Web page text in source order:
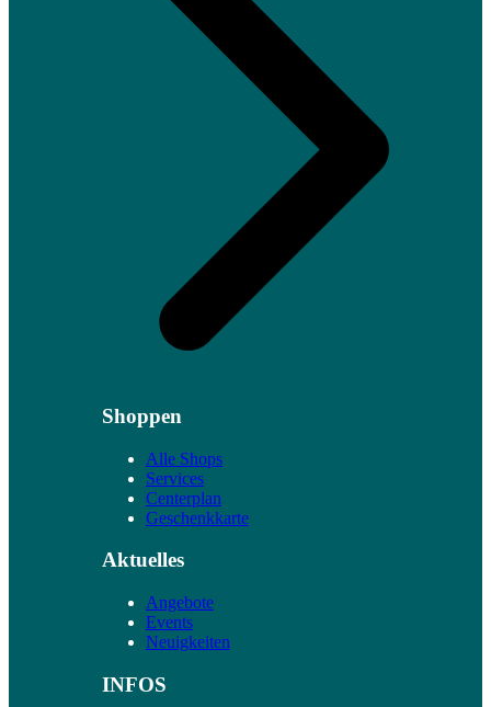
Shoppen
Alle Shops
Services
Centerplan
Geschenkkarte
Aktuelles
Angebote
Events
Neuigkeiten
INFOS